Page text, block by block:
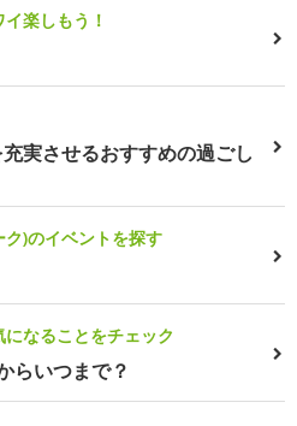
楽しもう！
実させるおすすめの過ごし
)のイベントを探す
なることをチェック
らいつまで？